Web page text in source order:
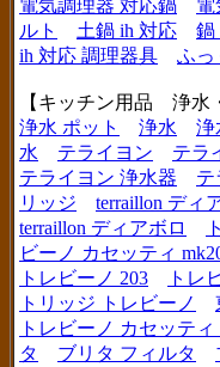
電気調理器 対応鍋
電
ルト
土鍋 ih 対応
鍋
ih 対応 調理器具
ふっ
【キッチン用品 浄水
浄水 ポット
浄水 浄
水
テライヨン
テラ
テライヨン 浄水器
テ
リッジ
terraillon ディ
terraillon ディアボロ
ビーノ カセッティ
トレビーノ 203
トレ
トリッジ トレビーノ
トレビーノ カセッテ
タ
ブリタ フィルタ